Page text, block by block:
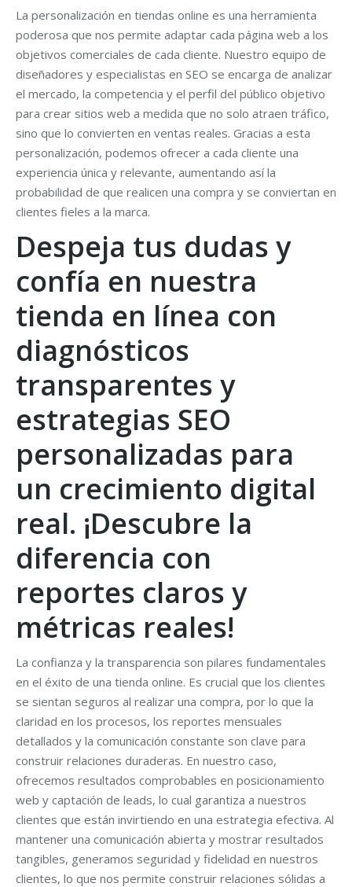
La personalización en tiendas online es una herramienta
poderosa que nos permite adaptar cada página web a los
objetivos comerciales de cada cliente. Nuestro equipo de
diseñadores y especialistas en SEO se encarga de analizar
el mercado, la competencia y el perfil del público objetivo
para crear sitios web a medida que no solo atraen tráfico,
sino que lo convierten en ventas reales. Gracias a esta
personalización, podemos ofrecer a cada cliente una
experiencia única y relevante, aumentando así la
probabilidad de que realicen una compra y se conviertan en
clientes fieles a la marca.
Despeja tus dudas y
confía en nuestra
tienda en línea con
diagnósticos
transparentes y
estrategias SEO
personalizadas para
un crecimiento digital
real. ¡Descubre la
diferencia con
reportes claros y
métricas reales!
La confianza y la transparencia son pilares fundamentales
en el éxito de una tienda online. Es crucial que los clientes
se sientan seguros al realizar una compra, por lo que la
claridad en los procesos, los reportes mensuales
detallados y la comunicación constante son clave para
construir relaciones duraderas. En nuestro caso,
ofrecemos resultados comprobables en posicionamiento
web y captación de leads, lo cual garantiza a nuestros
clientes que están invirtiendo en una estrategia efectiva. Al
mantener una comunicación abierta y mostrar resultados
tangibles, generamos seguridad y fidelidad en nuestros
clientes, lo que nos permite construir relaciones sólidas a